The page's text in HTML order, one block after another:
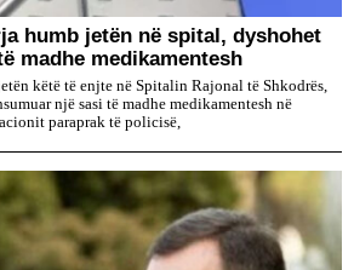
humb jetën në spital, dyshohet
madhe medikamentesh
këtë të enjte në Spitalin Rajonal të Shkodrës,
një sasi të madhe medikamentesh në
paraprak të policisë,